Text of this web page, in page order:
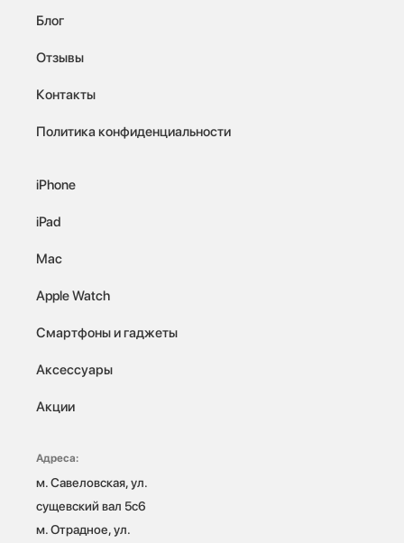
Блог
Отзывы
Контакты
Политика конфиденциальности
iPhone
iPad
Mac
Apple Watch
Смартфоны и гаджеты
Аксессуары
Акции
Адреса:
м. Савеловская, ул.
сущевский вал 5с6
м. Отрадное, ул.